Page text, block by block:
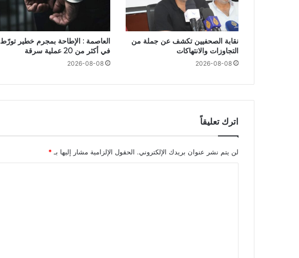
نقابة الصحفيين تكشف عن جملة من
التجاوزات والانتهاكات
2026-08-08
العاصمة : الإطاحة بمجرم خطير تورّط
في أكثر من 20 عملية سرقة
2026-08-08
اترك تعليقاً
لن يتم نشر عنوان بريدك الإلكتروني. الحقول الإلزامية مشار إليها بـ *